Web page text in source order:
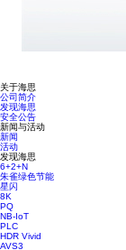
关于海思
公司简介
发现海思
安全公告
新闻与活动
新闻
活动
发现海思
6+2+N
朱雀绿色节能
星闪
8K
PQ
NB-IoT
PLC
HDR Vivid
AVS3